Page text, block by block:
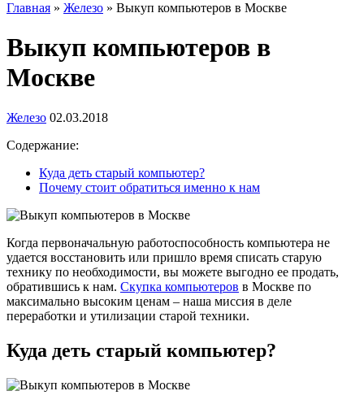
Главная » Железо » Выкуп компьютеров в Москве
Выкуп компьютеров в
Москве
Железо 02.03.2018
Содержание:
Куда деть старый компьютер?
Почему стоит обратиться именно к нам
Когда первоначальную работоспособность компьютера не
удается восстановить или пришло время списать старую
технику по необходимости, вы можете выгодно ее продать,
обратившись к нам. Скупка компьютеров в Москве по
максимально высоким ценам – наша миссия в деле
переработки и утилизации старой техники.
Куда деть старый компьютер?